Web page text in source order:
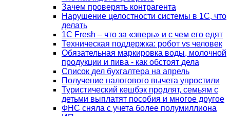
Зачем проверять контрагента
Нарушение целостности системы в 1С, что
делать
1С Fresh – что за «зверь» и с чем его едят
Техническая поддержка: робот vs человек
Обязательная маркировка воды, молочной
продукции и пива - как обстоят дела
Список дел бухгалтера на апрель
Получение налогового вычета упростили
Туристический кешбэк продлят, семьям с
детьми выплатят пособия и многое другое
ФНС сняла с учета более полумиллиона